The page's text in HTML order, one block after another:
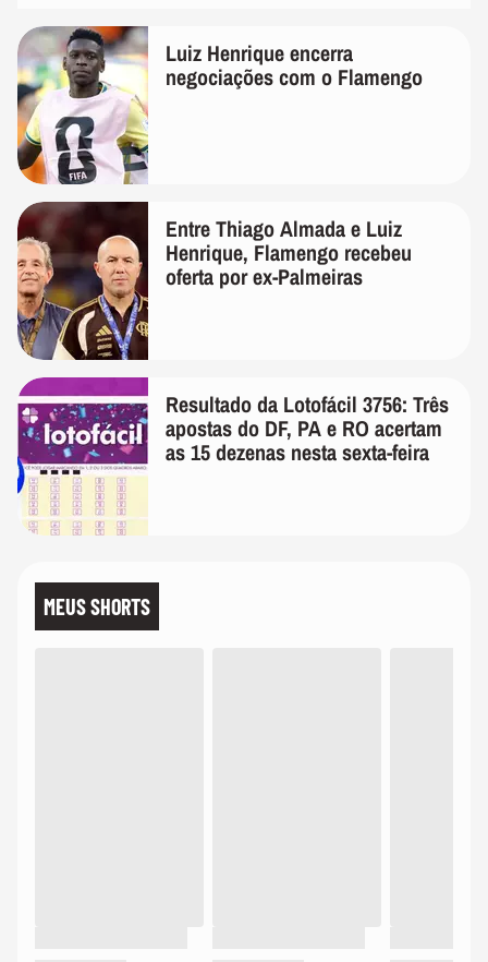
Luiz Henrique encerra
negociações com o Flamengo
Entre Thiago Almada e Luiz
Henrique, Flamengo recebeu
oferta por ex-Palmeiras
Resultado da Lotofácil 3756: Três
apostas do DF, PA e RO acertam
as 15 dezenas nesta sexta-feira
MEUS SHORTS